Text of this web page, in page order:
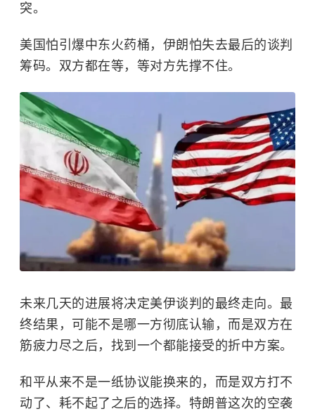
突。
美国怕引爆中东火药桶，伊朗怕失去最后的谈判
筹码。双方都在等，等对方先撑不住。
未来几天的进展将决定美伊谈判的最终走向。最
终结果，可能不是哪一方彻底认输，而是双方在
筋疲力尽之后，找到一个都能接受的折中方案。
和平从来不是一纸协议能换来的，而是双方打不
动了、耗不起了之后的选择。特朗普这次的空袭